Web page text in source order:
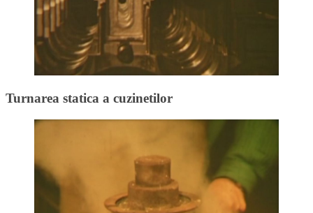
Turnarea statica a cuzinetilor